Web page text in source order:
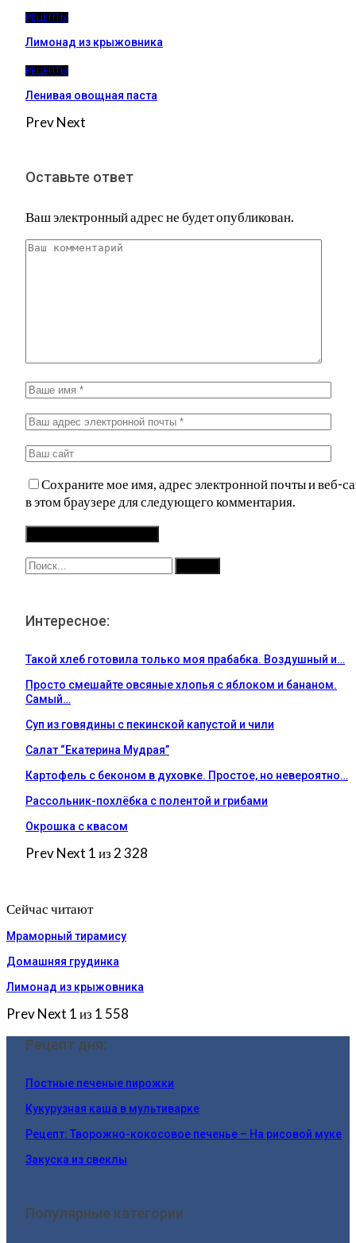
РЕЦЕПТЫ
Лимонад из крыжовника
РЕЦЕПТЫ
Ленивая овощная паста
PrevNext
Оставьте ответ
Ваш электронный адрес не будет опубликован.
Сохраните мое имя, адрес электронной почты и веб-
в этом браузере для следующего комментария.
Интересное:
Такой хлеб готовила только моя прабабка. Воздушный и…
Просто смешайте овсяные хлопья с яблоком и бананом.
Самый…
Суп из говядины с пекинской капустой и чили
Салат “Екатерина Мудрая”
Картофель с беконом в духовке. Простое, но невероятно…
Рассольник-похлёбка с полентой и грибами
Окрошка с квасом
PrevNext 1 из 2 328
Сейчас читают
Мраморный тирамису
Домашняя грудинка
Лимонад из крыжовника
PrevNext 1 из 1 558
Рецепт дня:
Постные печеные пирожки
Кукурузная каша в мультиварке
Рецепт: Творожно-кокосовое печенье – На рисовой муке
Закуска из свеклы
Популярные категории